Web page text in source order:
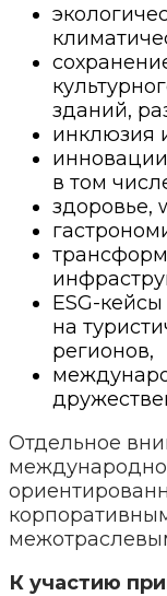
зданий,
инклюзия
в том
здоровье,
ESG-
на
регионов,
Отдельное
К участию